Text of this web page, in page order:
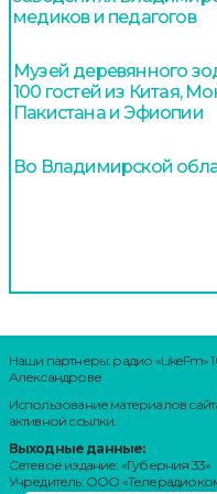
медиков и педагогов
Музей деревянного
100 гостей из Китая,
Пакистана и Эфиопии
Во Владимирской
Наши партнеры: радио «LikeFm»
Александрове
Использование материалов
активной ссылки.
Выходные данные:
Сетевое издание: «Губерния 33»
Учредитель: ООО